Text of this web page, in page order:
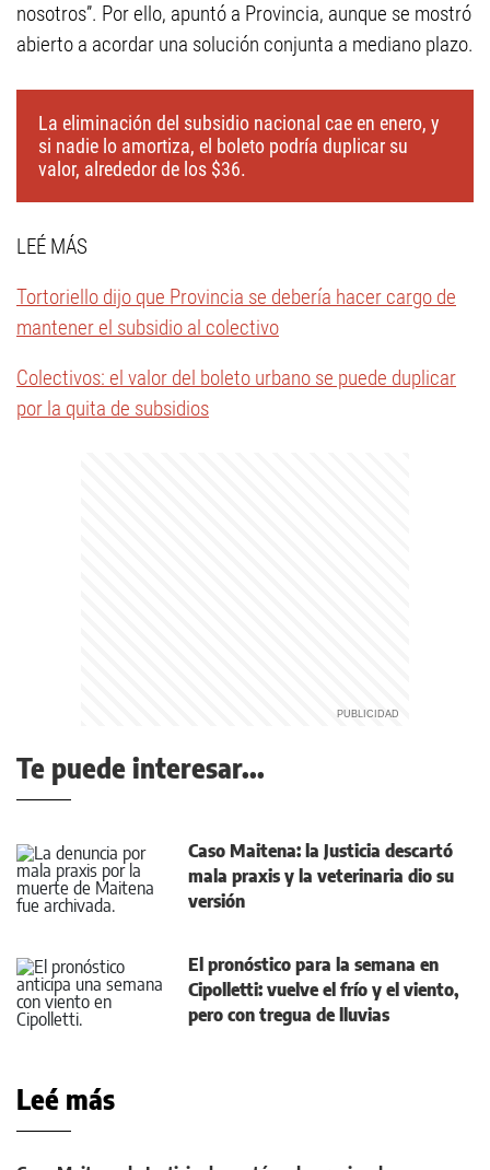
nosotros”. Por ello, apuntó a Provincia, aunque se mostró
abierto a acordar una solución conjunta a mediano plazo.
La eliminación del subsidio nacional cae en enero, y
si nadie lo amortiza, el boleto podría duplicar su
valor, alrededor de los $36.
LEÉ MÁS
Tortoriello dijo que Provincia se debería hacer cargo de
mantener el subsidio al colectivo
Colectivos: el valor del boleto urbano se puede duplicar
por la quita de subsidios
Te puede interesar...
Caso Maitena: la Justicia descartó
mala praxis y la veterinaria dio su
versión
El pronóstico para la semana en
Cipolletti: vuelve el frío y el viento,
pero con tregua de lluvias
Leé más